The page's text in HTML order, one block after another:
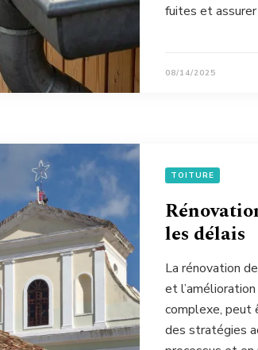
fuites et
08/14/2025
TOITURE
les délais
La rénovation
et
complexe, peut
des stratégies